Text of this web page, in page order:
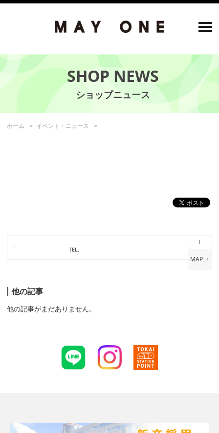
SHOP NEWS
ホーム イベント・ニュース
F
TEL.
他の記事
他の記事がまだありません。